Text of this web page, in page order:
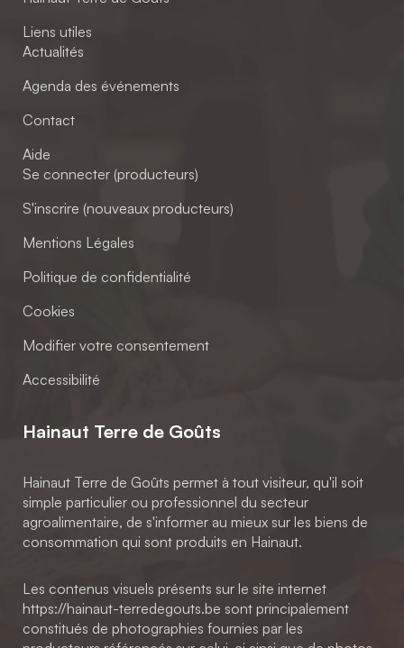
Liens utiles
Actualités
Agenda des événements
Contact
Aide
Se connecter (producteurs)
S'inscrire (nouveaux producteurs)
Mentions Légales
Politique de confidentialité
Cookies
Modifier votre consentement
Accessibilité
Hainaut Terre de Goûts
Hainaut Terre de Goûts permet à tout visiteur, qu'il soit
simple particulier ou professionnel du secteur
agroalimentaire, de s'informer au mieux sur les biens de
consommation qui sont produits en Hainaut.
Les contenus visuels présents sur le site internet
https://hainaut-terredegouts.be sont principalement
constitués de photographies fournies par les